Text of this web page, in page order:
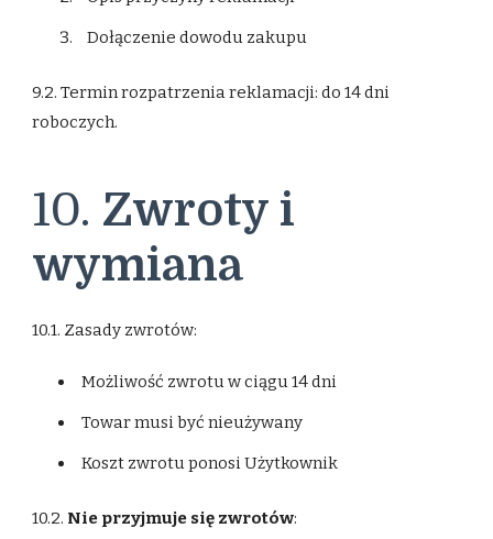
Dołączenie dowodu zakupu
9.2. Termin rozpatrzenia reklamacji: do 14 dni
roboczych.
10. Zwroty i
wymiana
10.1. Zasady zwrotów:
Możliwość zwrotu w ciągu 14 dni
Towar musi być nieużywany
Koszt zwrotu ponosi Użytkownik
10.2. Nie przyjmuje się zwrotów: